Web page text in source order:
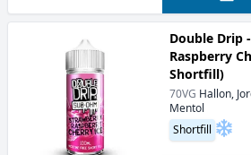
Double Drip
Raspberry
Shortfill)
70VG Hallon,
Mentol
Shortfill